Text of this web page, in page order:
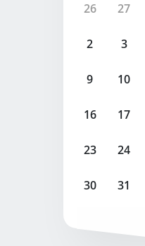
26 27
2 3
9 10
16 17
23 24
30 31